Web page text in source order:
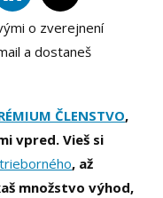
o zverejnení
a dostaneš
ČLENSTVO,
vpred. Vieš si
, až
množstvo výhod,